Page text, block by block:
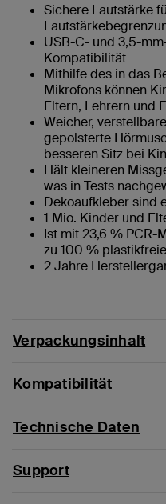
Sichere Lautstärke
USB-C- und 3,5-
Kompatibilität
Mithilfe des in das
Mikrofons können
Eltern, Lehrern und
Weicher,
gepolsterte
besseren Sitz bei
Hält kleineren
was in Tests
Dekoaufkleber sind
1 Mio. Kinder und
Ist mit 23,6 % PCR-
zu 100 %
2 Jahre
Verpackungsinhalt
Kompatibilität
Technische Daten
Support